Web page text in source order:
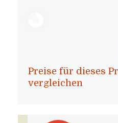
Preise für dieses
vergleichen